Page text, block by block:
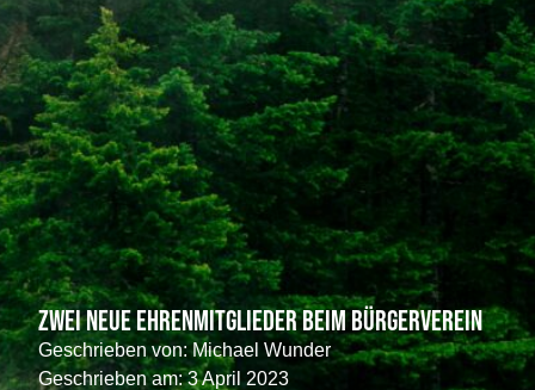
Zwei neue Ehrenmitglieder beim Bürgerverein
Geschrieben von:Michael Wunder
Geschrieben am: 3 April 2023